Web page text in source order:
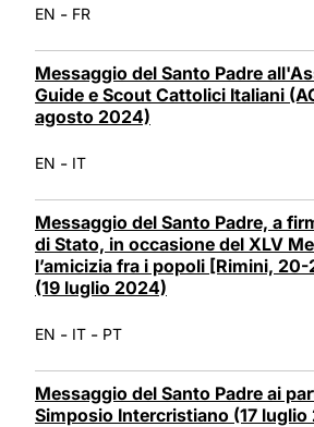
EN - FR
Messaggio del Santo Padre
Guide e Scout Cattolici Italiani
agosto 2024)
EN - IT
Messaggio del Santo Padre, a
di Stato, in occasione del XLV
l’amicizia fra i popoli [Rimini,
(19 luglio 2024)
EN - IT - PT
Messaggio del Santo Padre ai
Simposio Intercristiano (17 luglio